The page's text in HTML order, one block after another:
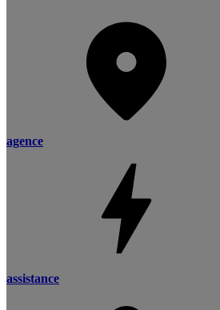
agence
assistance